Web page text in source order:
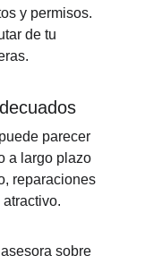
y permisos.
de tu
parecer
a largo plazo
reparaciones
sobre